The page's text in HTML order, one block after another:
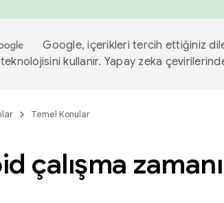
Google, içerikleri tercih ettiğiniz
kullanır. Yapay zeka
Temel Konular
çalışma